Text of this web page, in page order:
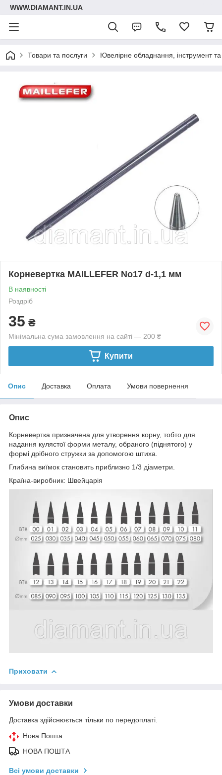
WWW.DIAMANT.IN.UA
Товари та послуги Ювелірне обладнання, інструмент та
Корневертка MAILLEFER No17 d-1,1 мм
В наявності
Роздріб
35 ₴
Мінімальна сума замовлення на сайті — 200 ₴
Купити
Опис Доставка Оплата Умови повернення
Опис
Корневертка призначена для утворення корну, тобто для
надання кулястої форми металу, обраного (піднятого) у
формі дрібного стружки за допомогою штиха.
Глибина виїмок становить приблизно 1/3 діаметри.
Країна-виробник: Швейцарія
Приховати
Умови доставки
Доставка здійснюється тільки по передоплаті.
Нова Пошта
НОВА ПОШТА
Всі умови доставки